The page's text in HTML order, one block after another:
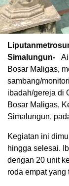
Simalungun-
Bosar Maligas,
sambang/
ibadah/gereja di
Bosar Maligas,
Simalungun,
Kegiatan ini
hingga selesai.
dengan 20 unit
roda empat yang